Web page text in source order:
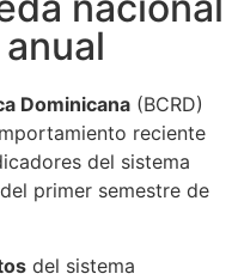
Dominicana (BCRD)
reciente
del sistema
primer semestre de
del sistema